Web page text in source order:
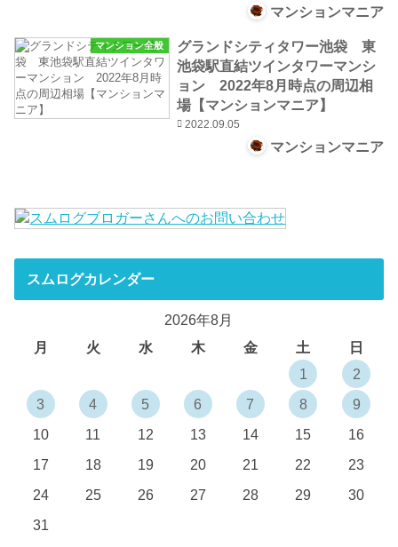
マンションマニア
マンション全般
グランドシティタワー池袋 東
池袋駅直結ツインタワーマンシ
ョン 2022年8月時点の周辺相
場【マンションマニア】
2022.09.05
マンションマニア
スムログカレンダー
2026年8月
月
火 水 木 金 土
日
1
2
3
4 5 6 7 8
9
10
11 12 13 14 15
16
17
18 19 20 21 22
23
24
25 26 27 28 29
30
31